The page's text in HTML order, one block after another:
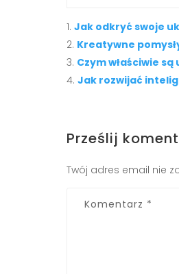
Jak odkryć swoje
Kreatywne
Czym właściwie
Jak rozwijać
Prześlij
Twój adres email nie